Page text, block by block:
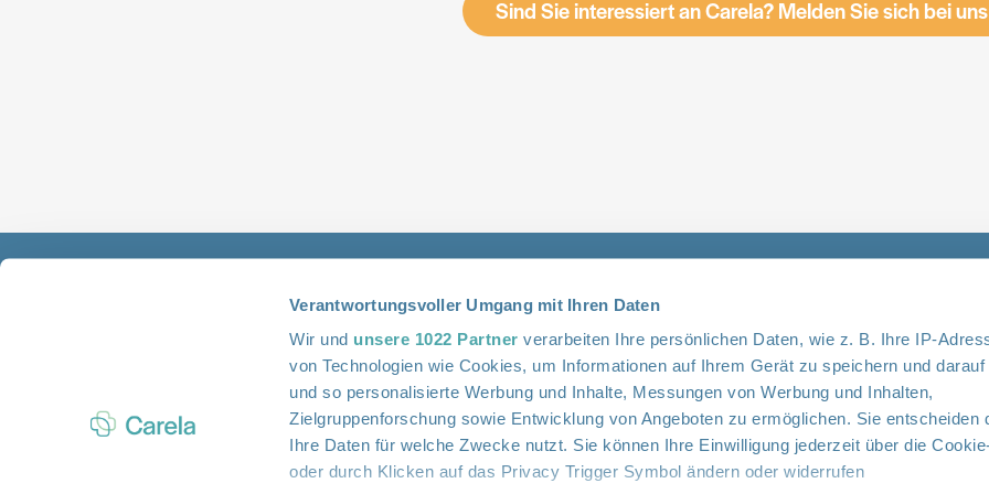
Verantwortungsvoller Umgang mit Ihren Daten
Wir und unsere 1022 Partner verarbeiten Ihre persönlichen Daten, wie z. B. Ihre IP-
von Technologien wie Cookies, um Informationen auf Ihrem Gerät zu speichern und
und so personalisierte Werbung und Inhalte, Messungen von Werbung und Inhalten,
Zielgruppenforschung sowie Entwicklung von Angeboten zu ermöglichen. Sie entscheiden
Ihre Daten für welche Zwecke nutzt. Sie können Ihre Einwilligung jederzeit über die
oder durch Klicken auf das Privacy Trigger Symbol ändern oder widerrufen
Sind Sie interessiert an Carela? Melden Sie sich bei uns
Startseite
Pflegende Angehörige
Pflegebedürftige
Häufige Fragen
Blog & Medien
Über uns
Kontakt
+41 44